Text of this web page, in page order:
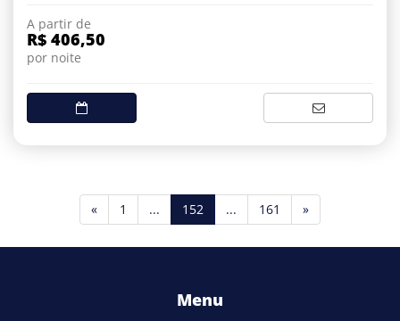
A partir de
R$ 406,50
por noite
« 1 ... 152 ... 161 »
Menu